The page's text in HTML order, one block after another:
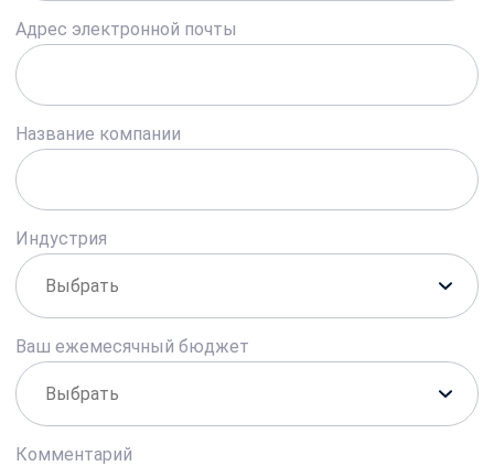
Адрес электронной почты
Название компании
Индустрия
Ваш ежемесячный бюджет
Комментарий